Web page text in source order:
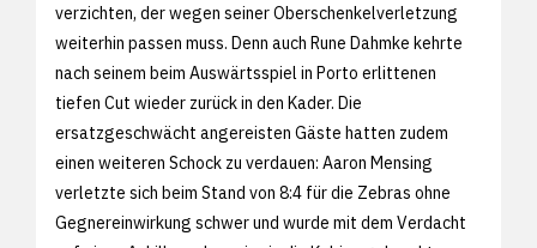
verzichten, der wegen seiner Oberschenkelverletzung
weiterhin passen muss. Denn auch Rune Dahmke kehrte
nach seinem beim Auswärtsspiel in Porto erlittenen
tiefen Cut wieder zurück in den Kader. Die
ersatzgeschwächt angereisten Gäste hatten zudem
einen weiteren Schock zu verdauen: Aaron Mensing
verletzte sich beim Stand von 8:4 für die Zebras ohne
Gegnereinwirkung schwer und wurde mit dem Verdacht